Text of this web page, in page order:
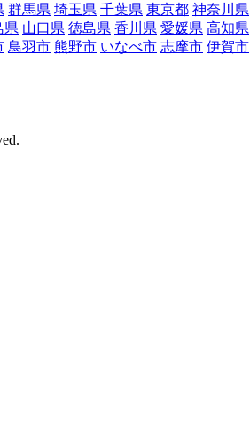
群馬県 埼玉県 千葉県 東京都 神奈川県
県 山口県 徳島県 香川県 愛媛県 高知県
鳥羽市 熊野市 いなべ市 志摩市 伊賀市